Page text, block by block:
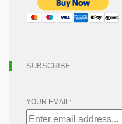
SUBSCRIBE
YOUR EMAIL: